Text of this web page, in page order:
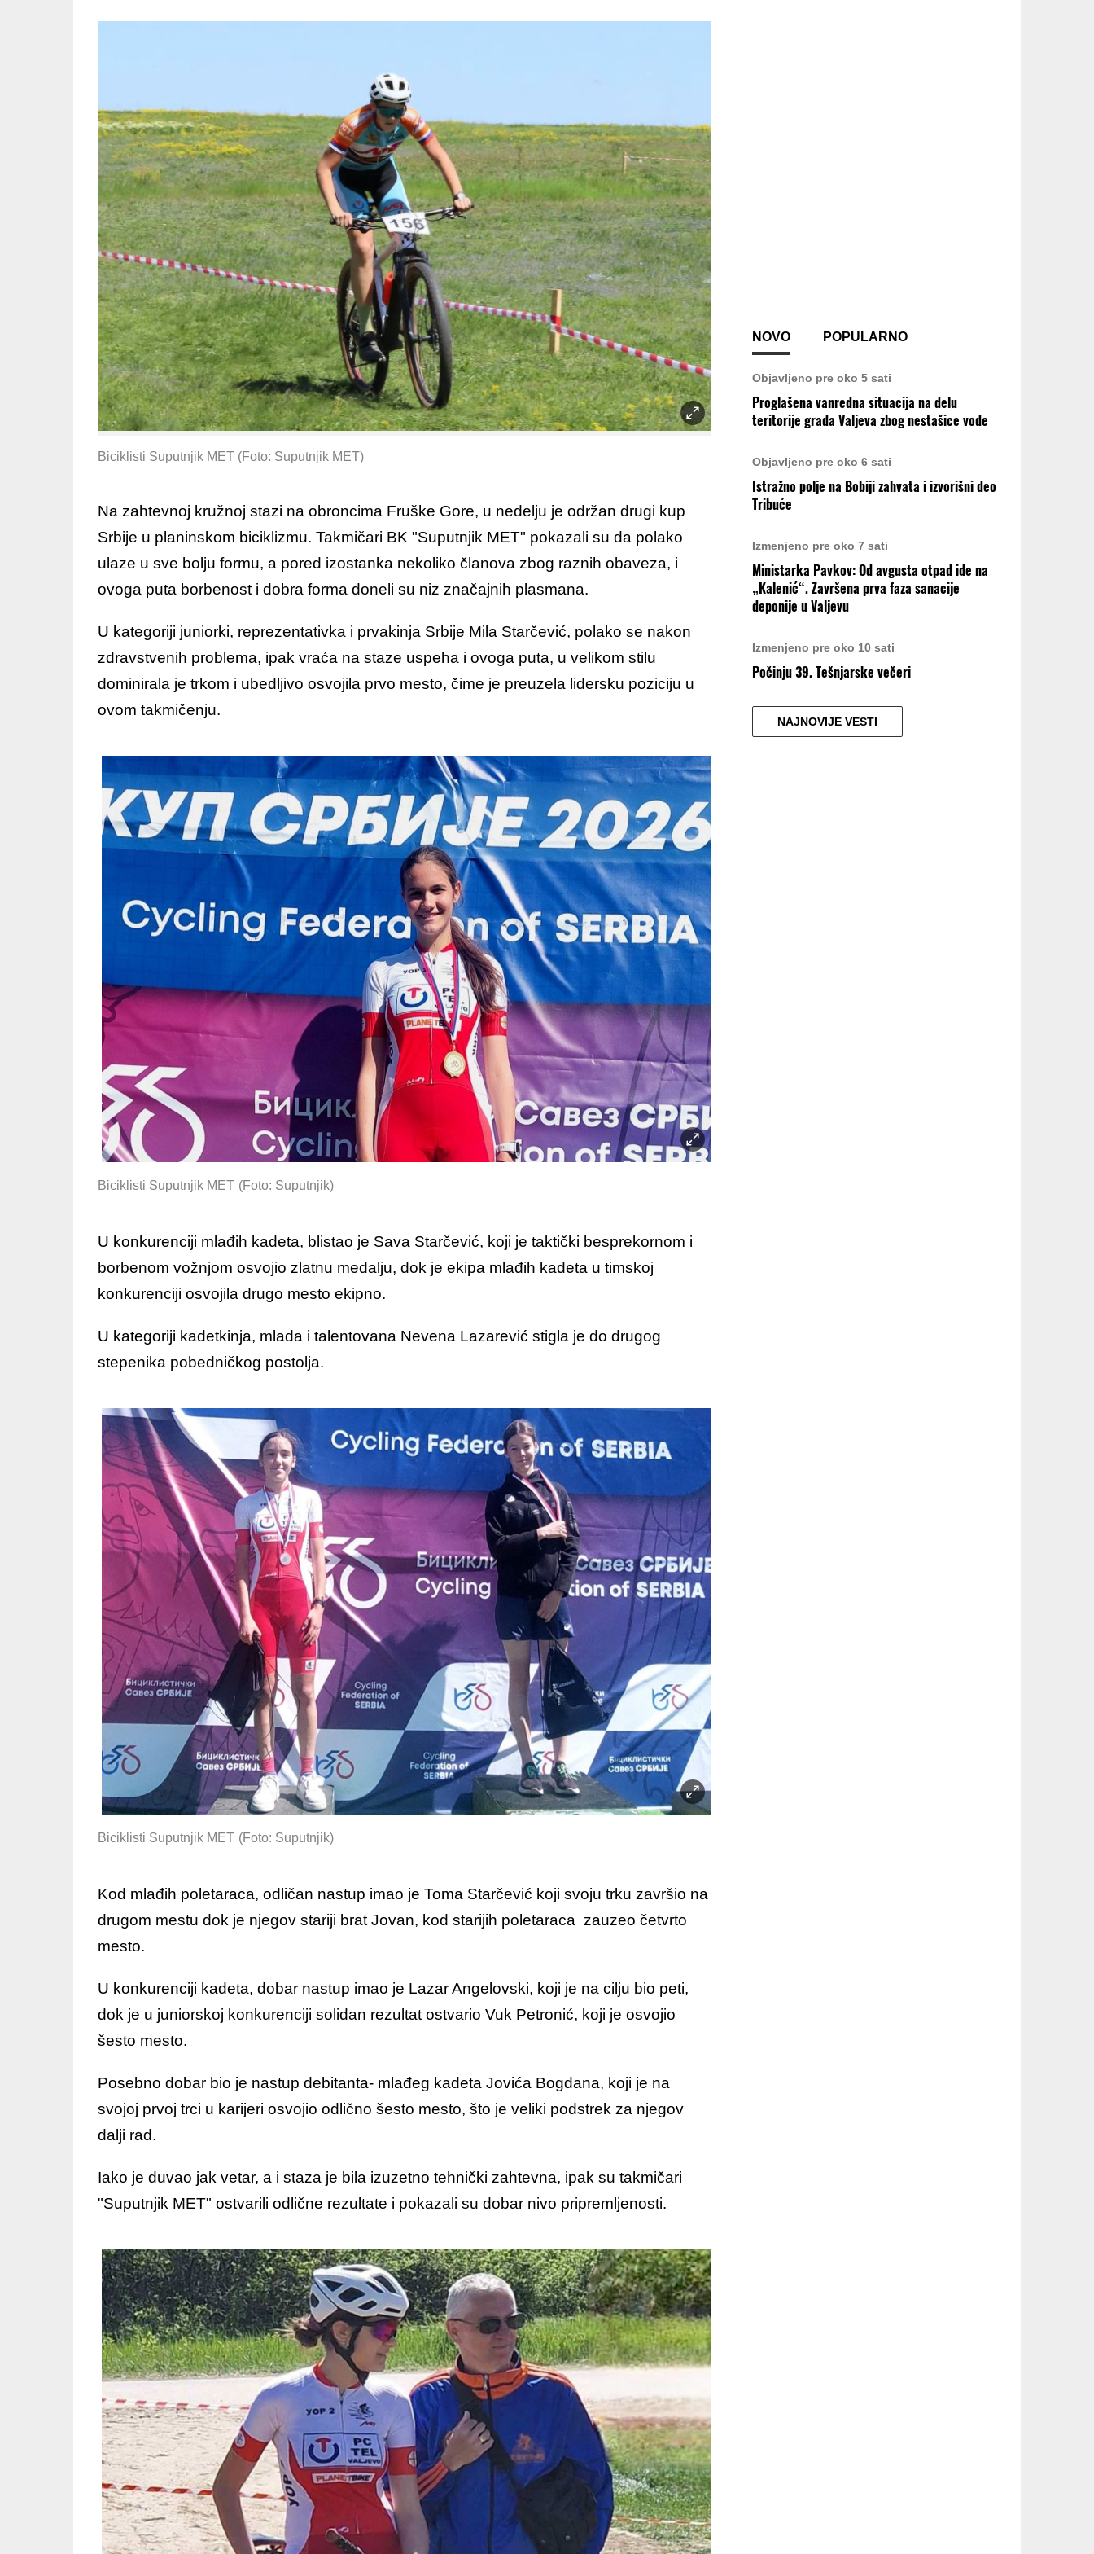
Biciklisti Suputnjik MET (Foto: Suputnjik MET)
Na zahtevnoj kružnoj stazi na obroncima Fruške Gore, u nedelju je održan drugi kup
Srbije u planinskom biciklizmu. Takmičari BK "Suputnjik MET" pokazali su da polako
ulaze u sve bolju formu, a pored izostanka nekoliko članova zbog raznih obaveza, i
ovoga puta borbenost i dobra forma doneli su niz značajnih plasmana.
U kategoriji juniorki, reprezentativka i prvakinja Srbije Mila Starčević, polako se nakon
zdravstvenih problema, ipak vraća na staze uspeha i ovoga puta, u velikom stilu
dominirala je trkom i ubedljivo osvojila prvo mesto, čime je preuzela lidersku poziciju u
ovom takmičenju.
Biciklisti Suputnjik MET (Foto: Suputnjik)
U konkurenciji mlađih kadeta, blistao je Sava Starčević, koji je taktički besprekornom i
borbenom vožnjom osvojio zlatnu medalju, dok je ekipa mlađih kadeta u timskoj
konkurenciji osvojila drugo mesto ekipno.
U kategoriji kadetkinja, mlada i talentovana Nevena Lazarević stigla je do drugog
stepenika pobedničkog postolja.
Biciklisti Suputnjik MET (Foto: Suputnjik)
Kod mlađih poletaraca, odličan nastup imao je Toma Starčević koji svoju trku završio na
drugom mestu dok je njegov stariji brat Jovan, kod starijih poletaraca zauzeo četvrto
mesto.
U konkurenciji kadeta, dobar nastup imao je Lazar Angelovski, koji je na cilju bio peti,
dok je u juniorskoj konkurenciji solidan rezultat ostvario Vuk Petronić, koji je osvojio
šesto mesto.
Posebno dobar bio je nastup debitanta- mlađeg kadeta Jovića Bogdana, koji je na
svojoj prvoj trci u karijeri osvojio odlično šesto mesto, što je veliki podstrek za njegov
dalji rad.
Iako je duvao jak vetar, a i staza je bila izuzetno tehnički zahtevna, ipak su takmičari
"Suputnjik MET" ostvarili odlične rezultate i pokazali su dobar nivo pripremljenosti.
NOVO POPULARNO
Objavljeno pre oko 5 sati
Proglašena vanredna situacija na delu
teritorije grada Valjeva zbog nestašice vode
Objavljeno pre oko 6 sati
Istražno polje na Bobiji zahvata i izvorišni deo
Tribuće
Izmenjeno pre oko 7 sati
Ministarka Pavkov: Od avgusta otpad ide na
„Kalenić“. Završena prva faza sanacije
deponije u Valjevu
Izmenjeno pre oko 10 sati
Počinju 39. Tešnjarske večeri
NAJNOVIJE VESTI